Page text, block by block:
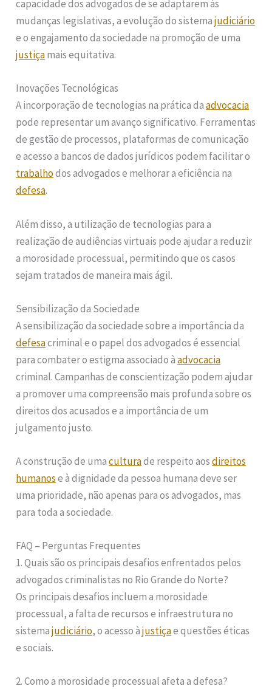
capacidade dos advogados de se adaptarem às
mudanças legislativas, a evolução do sistemajudiciário
e o engajamento da sociedade na promoção de uma
justiçamais equitativa.
Inovações Tecnológicas
A incorporação de tecnologias na prática daadvocacia
pode representar um avanço significativo. Ferramentas
de gestão de processos, plataformas de comunicação
e acesso a bancos de dados jurídicos podem facilitar o
trabalhodos advogados e melhorar a eficiência na
defesa.
Além disso, a utilização de tecnologias para a
realização de audiências virtuais pode ajudar a reduzir
a morosidade processual, permitindo que os casos
sejam tratados de maneira mais ágil.
Sensibilização da Sociedade
A sensibilização da sociedade sobre a importância da
defesacriminal e o papel dos advogados é essencial
para combater o estigma associado àadvocacia
criminal. Campanhas de conscientização podem ajudar
a promover uma compreensão mais profunda sobre os
direitos dos acusados e a importância de um
julgamento justo.
A construção de umaculturade respeito aosdireitos
humanose à dignidade da pessoa humana deve ser
uma prioridade, não apenas para os advogados, mas
para toda a sociedade.
FAQ – Perguntas Frequentes
1. Quais são os principais desafios enfrentados pelos
advogados criminalistas no Rio Grande do Norte?
Os principais desafios incluem a morosidade
processual, a falta de recursos e infraestrutura no
sistemajudiciário, o acesso àjustiçae questões éticas
e sociais.
2. Como a morosidade processual afeta a defesa?